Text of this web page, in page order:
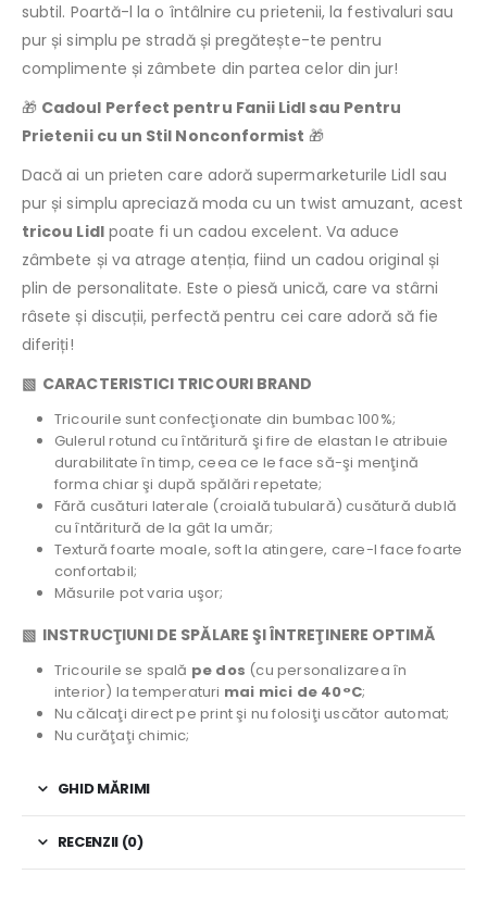
subtil. Poartă-l la o întâlnire cu prietenii, la festivaluri sau
pur și simplu pe stradă și pregătește-te pentru
complimente și zâmbete din partea celor din jur!
🎁 Cadoul Perfect pentru Fanii Lidl sau Pentru
Prietenii cu un Stil Nonconformist 🎁
Dacă ai un prieten care adoră supermarketurile Lidl sau
pur și simplu apreciază moda cu un twist amuzant, acest
tricou Lidlpoate fi un cadou excelent. Va aduce
zâmbete și va atrage atenția, fiind un cadou original și
plin de personalitate. Este o piesă unică, care va stârni
râsete și discuții, perfectă pentru cei care adoră să fie
diferiți!
▧ CARACTERISTICI TRICOURI BRAND
Tricourile sunt confecţionate din bumbac 100%;
Gulerul rotund cu întăritură şi fire de elastan le atribuie
durabilitate în timp, ceea ce le face să-şi menţină
forma chiar şi după spălări repetate;
Fără cusături laterale (croială tubulară) cusătură dublă
cu întăritură de la gât la umăr;
Textură foarte moale, soft la atingere, care-l face foarte
confortabil;
Măsurile pot varia uşor;
▧ INSTRUCŢIUNI DE SPĂLARE ŞI ÎNTREŢINERE OPTIMĂ
Tricourile se spală pe dos (cu personalizarea în
interior) la temperaturi mai mici de 40°C;
Nu călcaţi direct pe print şi nu folosiţi uscător automat;
Nu curăţaţi chimic;
GHID MĂRIMI
RECENZII (0)